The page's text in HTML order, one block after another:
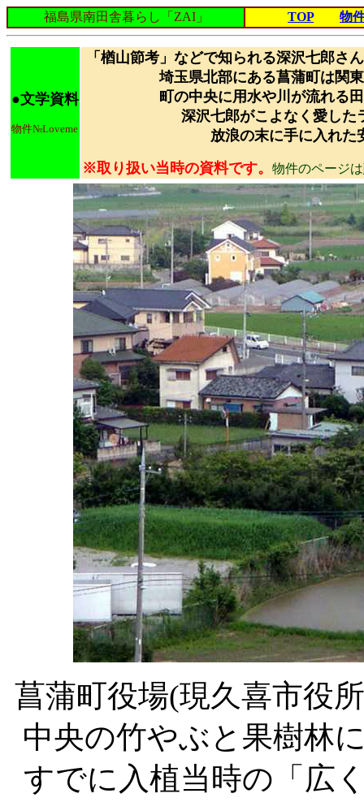
福島県南田舎暮らし「ZAI」 TOP 物
●文学資料
物件№Loveme
「楢山節考」などで知られる深沢七郎さ
埼玉県北部にある菖蒲町は関
町の中央に用水や川が流れる
深沢七郎がこよなく愛した
放浪の末に手に入れた
※取り扱い当時の資料です。 物件のページは
菖蒲町役場(現久喜市役
中央の竹やぶと果樹林
すでに入植当時の「広